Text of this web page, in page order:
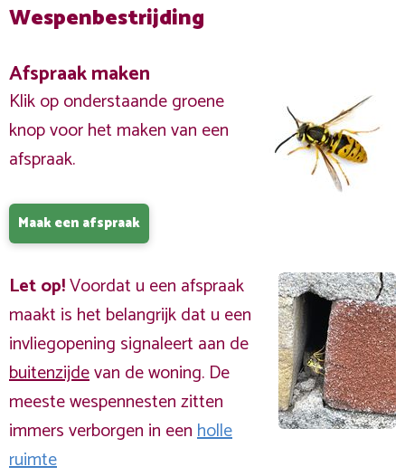
Wespenbestrijding
Afspraak maken
Klik op onderstaande groene
knop voor het maken van een
afspraak.
Maak een afspraak
Let op!Voordat u een afspraak
maakt is het belangrijk dat u een
invliegopening signaleert aan de
buitenzijdevan de woning. De
meeste wespennesten zitten
immers verborgen in eenholle
ruimte